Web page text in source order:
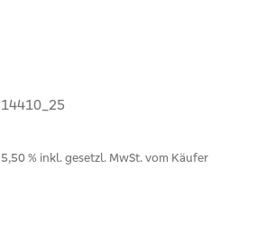
14410_25
5,50 % inkl. gesetzl. MwSt. vom Käufer